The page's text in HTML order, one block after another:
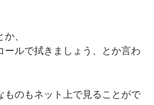
、
ールで拭きましょう、とか言わ
ものもネット上で見ることがで